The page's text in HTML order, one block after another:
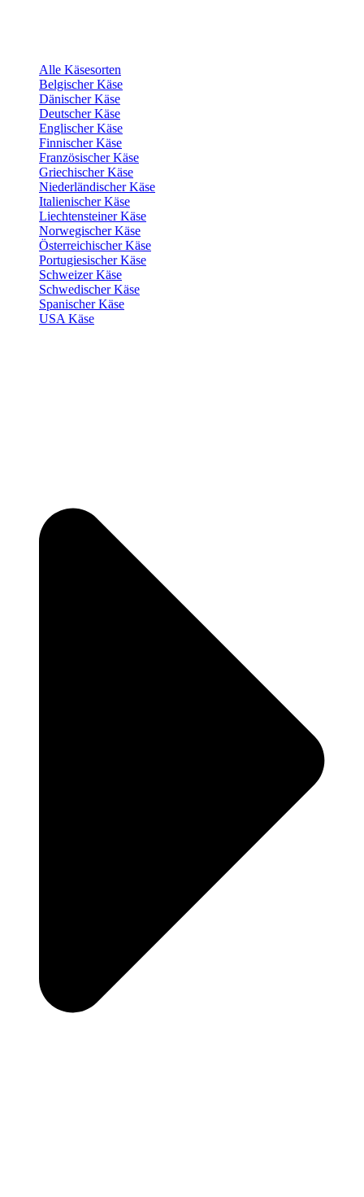
Alle Käsesorten
Belgischer Käse
Dänischer Käse
Deutscher Käse
Englischer Käse
Finnischer Käse
Französischer Käse
Griechischer Käse
Niederländischer Käse
Italienischer Käse
Liechtensteiner Käse
Norwegischer Käse
Österreichischer Käse
Portugiesischer Käse
Schweizer Käse
Schwedischer Käse
Spanischer Käse
USA Käse